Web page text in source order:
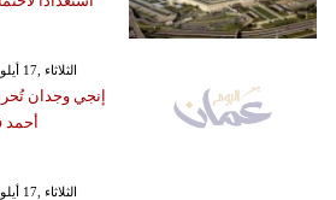
GMT 00:54 2019 الثلاثاء ,17 أيلول / سبتمبر
إنجي وجدان
أحمد
GMT 01:00 2019 الثلاثاء ,17 أيلول / سبتمبر